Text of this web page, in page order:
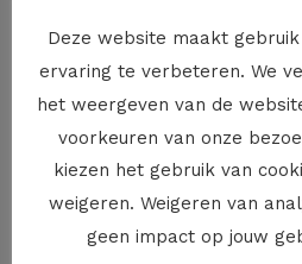
% verhoogt heb je het recht
te zeggen zonder een
betalen. Je kan in dat geval
pakketreis kiezen als die door
voorgesteld. Indien mogelijk
gelijkwaardige of hogere
Deze website maakt
ervaring te verbeteren. We
het weergeven van de
voorkeuren van onze
kiezen het gebruik van
weigeren. Weigeren van
geen impact op jouw